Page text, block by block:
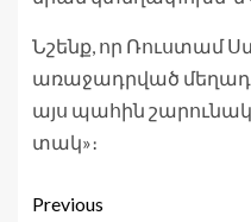
Նշենք, որ Ռուստամ
առաջադրված
այս պահին
տակ»։
Previous